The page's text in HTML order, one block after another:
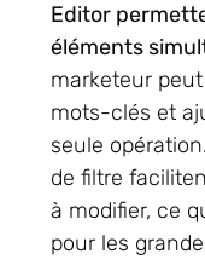
Editor
éléments
marketeur
mots-clés et
seule
de filtre
à modifier, ce
pour les